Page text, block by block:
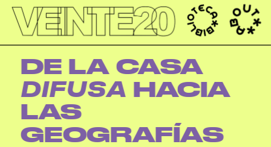
DIFUSA HACIA
LAS
GEOGRAFÍAS